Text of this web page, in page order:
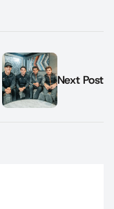
Next Post